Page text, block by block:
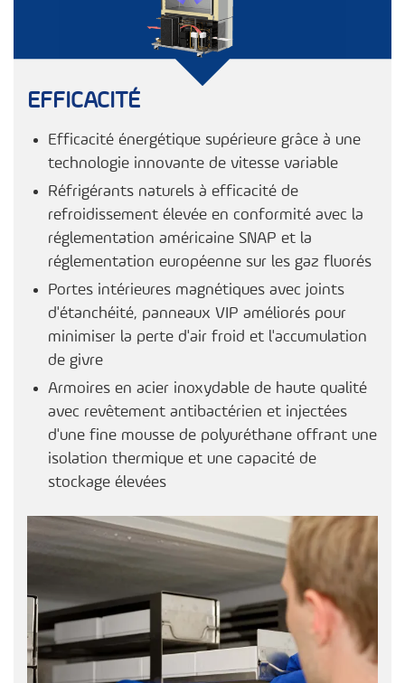
EFFICACITÉ
Efficacité énergétique supérieure grâce à une
technologie innovante de vitesse variable
Réfrigérants naturels à efficacité de
refroidissement élevée en conformité avec la
réglementation américaine SNAP et la
réglementation européenne sur les gaz fluorés
Portes intérieures magnétiques avec joints
d'étanchéité, panneaux VIP améliorés pour
minimiser la perte d'air froid et l'accumulation
de givre
Armoires en acier inoxydable de haute qualité
avec revêtement antibactérien et injectées
d'une fine mousse de polyuréthane offrant une
isolation thermique et une capacité de
stockage élevées